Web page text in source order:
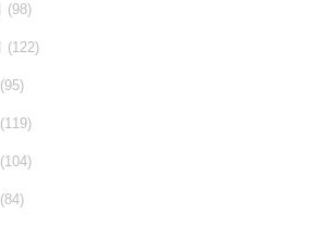
(98)
(122)
(95)
(119)
(104)
(84)